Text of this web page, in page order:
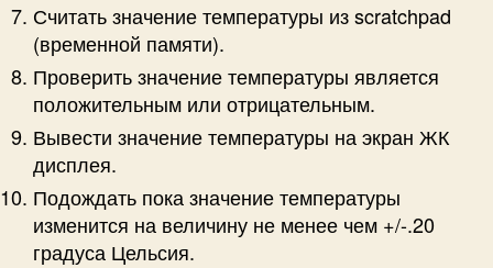
Считать значение температуры из scratchpad
(временной памяти).
Проверить значение температуры является
положительным или отрицательным.
Вывести значение температуры на экран ЖК
дисплея.
Подождать пока значение температуры
изменится на величину не менее чем +/-.20
градуса Цельсия.